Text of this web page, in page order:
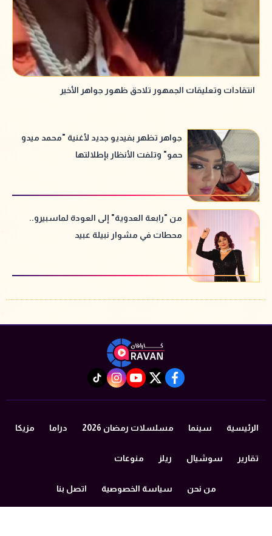
انتقادات وتعليقات الجمهور تلاحق ظهور جواهر الأخير
جواهر تظهر بفيديو جديد لأغنية "محمد ميدو
حمو" وتلفت الأنظار بإطلالتها
من "رابعة العدوية" إلى العودة لماسبيرو..
محطات في مشوار نبيلة عبيد
facebook
twitter
youtube
instagram
tiktok
الرئيسية سينما مسلسلات رمضان 2026 دراما مزيكا
تقارير سوشيال ريلز منوعات
من نحن سياسة الخصوصية اتصل بنا